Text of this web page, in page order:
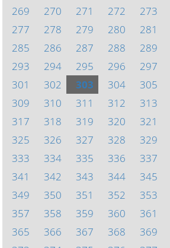
269
270 271 272 273
277
278 279 280 281
285
286 287 288 289
293
294 295 296 297
301
302 303 304 305
309
310 311 312 313
317
318 319 320 321
325
326 327 328 329
333
334 335 336 337
341
342 343 344 345
349
350 351 352 353
357
358 359 360 361
365
366 367 368 369